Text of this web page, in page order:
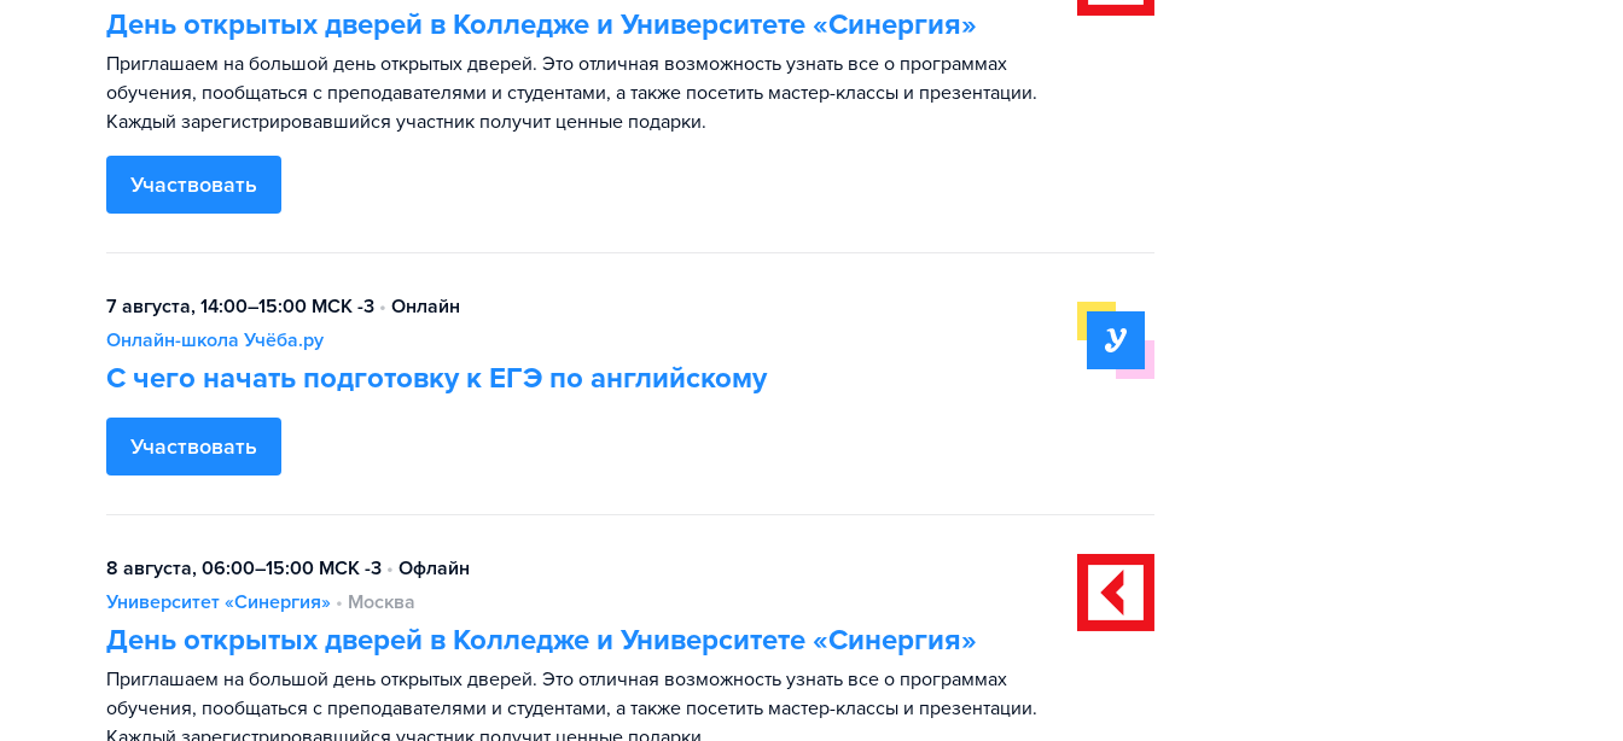
День открытых дверей в Колледже и Университете «Синергия»
Приглашаем на большой день открытых дверей. Это отличная возможность узнать все о программах
обучения, пообщаться с преподавателями и студентами, а также посетить мастер-классы и презентации.
Каждый зарегистрировавшийся участник получит ценные подарки.
Участвовать
7 августа, 14:00–15:00 МСК -3 • Онлайн
Онлайн-школа Учёба.ру
С чего начать подготовку к ЕГЭ по английскому
Участвовать
8 августа, 06:00–15:00 МСК -3 • Офлайн
Университет «Синергия» • Москва
День открытых дверей в Колледже и Университете «Синергия»
Приглашаем на большой день открытых дверей. Это отличная возможность узнать все о программах
обучения, пообщаться с преподавателями и студентами, а также посетить мастер-классы и презентации.